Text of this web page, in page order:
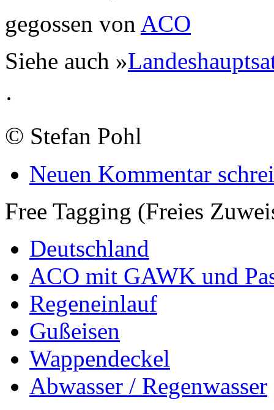
gegossen von ACO
Siehe auch »
·
© Stefan Pohl
Neuen Kommentar
Free Tagging (Freies
Deutschland
ACO mit GAWK und
Regeneinlauf
Gußeisen
Wappendeckel
Abwasser / Regenwasser